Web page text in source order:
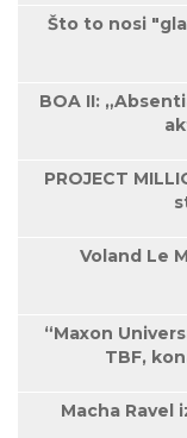
Što to nosi
BOA II:
PROJECT
Voland Le
“Maxon
TBF,
Macha Ravel